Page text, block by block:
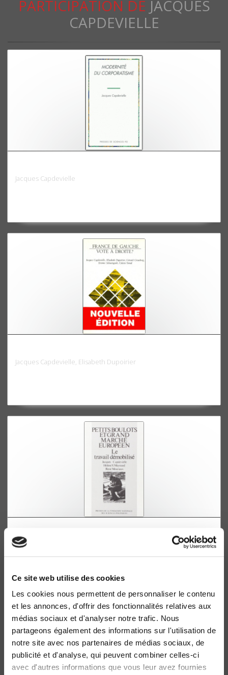
Ce site web utilise des cookies
Les cookies nous permettent de personnaliser le contenu
et les annonces, d'offrir des fonctionnalités relatives aux
médias sociaux et d'analyser notre trafic. Nous
partageons également des informations sur l'utilisation de
notre site avec nos partenaires de médias sociaux, de
publicité et d'analyse, qui peuvent combiner celles-ci
avec d'autres informations que vous leur avez fournies
PARTICIPATION DE JACQUES
CAPDEVIELLE
Jacques Capdevielle
Jacques Capdevielle, Elisabeth Dupoirier
Le travail démobilisé
Jacques Capdevielle, Hélène Y. Meynaud